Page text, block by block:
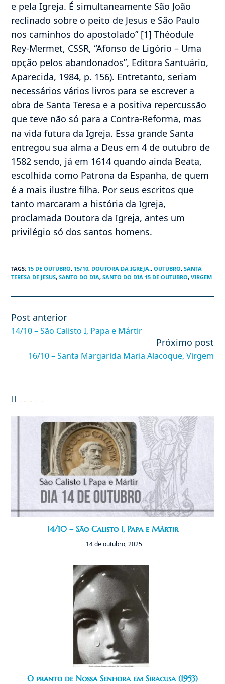
e pela Igreja. É simultaneamente São João
reclinado sobre o peito de Jesus e São Paulo
nos caminhos do apostolado” [1] Théodule
Rey-Mermet, CSSR, “Afonso de Ligório – Uma
opção pelos abandonados”, Editora Santuário,
Aparecida, 1984, p. 156). Entretanto, seriam
necessários vários livros para se escrever a
obra de Santa Teresa e a positiva repercussão
que teve não só para a Contra-Reforma, mas
na vida futura da Igreja. Essa grande Santa
entregou sua alma a Deus em 4 de outubro de
1582 sendo, já em 1614 quando ainda Beata,
escolhida como Patrona da Espanha, de quem
é a mais ilustre filha. Por seus escritos que
tanto marcaram a história da Igreja,
proclamada Doutora da Igreja, antes um
privilégio só dos santos homens.
TAGS:15 DE OUTUBRO, 15/10, DOUTORA DA IGREJA., OUTUBRO, SANTA
TERESA DE JESUS, SANTO DO DIA, SANTO DO DIA 15 DE OUTUBRO, VIRGEM
Leia
artigos
Post anterior
14/10 – São Calisto I, Papa e Mártir
Próximo post
16/10 – Santa Margarida Maria Alacoque, Virgem
14/10 – São Calisto I, Papa e Mártir
14 de outubro, 2025
O pranto de Nossa Senhora em Siracusa (1953)